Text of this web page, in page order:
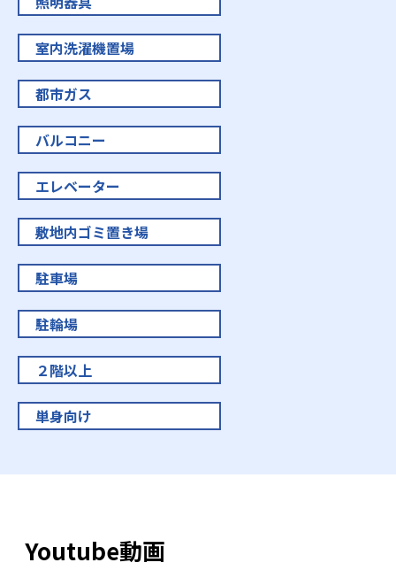
室内洗濯機置場
都市ガス
バルコニー
エレベーター
敷地内ゴミ置き場
駐車場
駐輪場
２階以上
単身向け
Youtube動画